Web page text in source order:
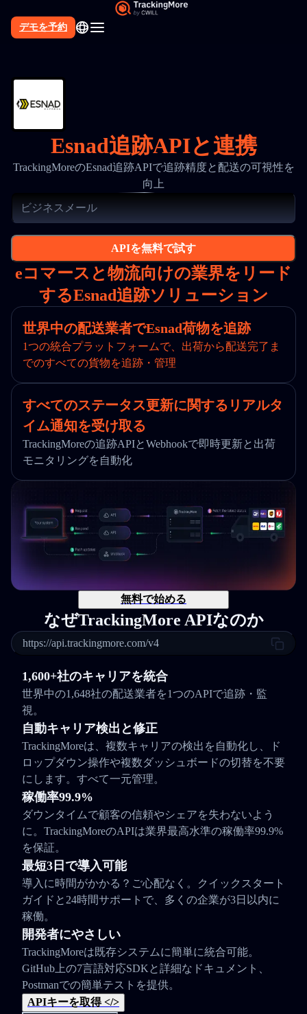
デモを予約
Esnad追跡APIと連携
TrackingMoreのEsnad追跡APIで追跡精度と配送の可視性を
向上
APIを無料で試す
eコマースと物流向けの業界をリード
するEsnad追跡ソリューション
世界中の配送業者でEsnad荷物を追跡
1つの統合プラットフォームで、出荷から配送完了ま
でのすべての貨物を追跡・管理
すべてのステータス更新に関するリアルタ
イム通知を受け取る
TrackingMoreの追跡APIとWebhookで即時更新と出荷
モニタリングを自動化
無料で始める
なぜTrackingMore APIなのか
https://api.trackingmore.com/v4
1,600+社のキャリアを統合
世界中の1,648社の配送業者を1つのAPIで追跡・監
視。
自動キャリア検出と修正
TrackingMoreは、複数キャリアの検出を自動化し、ド
ロップダウン操作や複数ダッシュボードの切替を不要
にします。すべて一元管理。
稼働率99.9%
ダウンタイムで顧客の信頼やシェアを失わないよう
に。TrackingMoreのAPIは業界最高水準の稼働率99.9%
を保証。
最短3日で導入可能
導入に時間がかかる？ご心配なく。クイックスタート
ガイドと24時間サポートで、多くの企業が3日以内に
稼働。
開発者にやさしい
TrackingMoreは既存システムに簡単に統合可能。
GitHub上の7言語対応SDKと詳細なドキュメント、
Postmanでの簡単テストを提供。
APIキーを取得 </>